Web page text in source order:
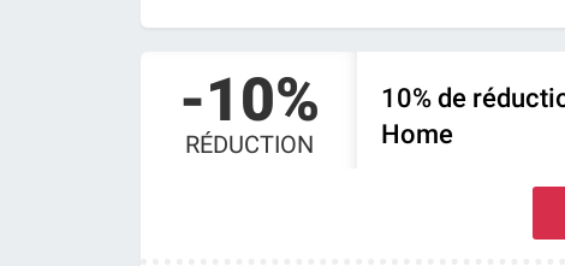
-10%
RÉDUCTION
10% de
Home